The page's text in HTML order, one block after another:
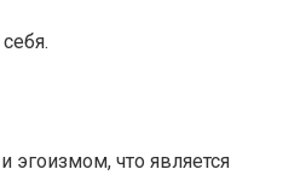
эгоизмом, что является